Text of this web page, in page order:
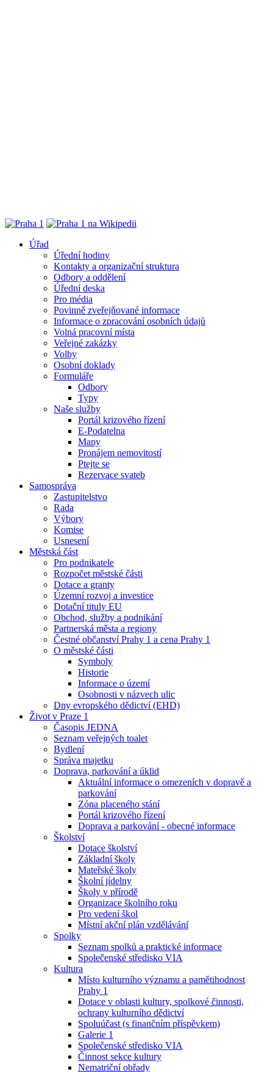
Úřad
Úřední hodiny
Kontakty a organizační struktura
Odbory a oddělení
Úřední deska
Pro média
Povinně zveřejňované informace
Informace o zpracování osobních údajů
Volná pracovní místa
Veřejné zakázky
Volby
Osobní doklady
Formuláře
Odbory
Typy
Naše služby
Portál krizového řízení
E-Podatelna
Mapy
Pronájem nemovitostí
Ptejte se
Rezervace svateb
Samospráva
Zastupitelstvo
Rada
Výbory
Komise
Usnesení
Městská část
Pro podnikatele
Rozpočet městské části
Dotace a granty
Územní rozvoj a investice
Dotační tituly EU
Obchod, služby a podnikání
Partnerská města a regiony
Čestné občanství Prahy 1 a cena Prahy 1
O městské části
Symboly
Historie
Informace o území
Osobnosti v názvech ulic
Dny evropského dědictví (EHD)
Život v Praze 1
Časopis JEDNA
Seznam veřejných toalet
Bydlení
Správa majetku
Doprava, parkování a úklid
Aktuální informace o omezeních v dopravě a
parkování
Zóna placeného stání
Portál krizového řízení
Doprava a parkování - obecné informace
Školství
Dotace školství
Základní školy
Mateřské školy
Školní jídelny
Školy v přírodě
Organizace školního roku
Pro vedení škol
Místní akční plán vzdělávání
Spolky
Seznam spolků a praktické informace
Společenské středisko VIA
Kultura
Místo kulturního významu a pamětihodnost
Prahy 1
Dotace v oblasti kultury, spolkové činnosti,
ochrany kulturního dědictví
Spoluúčast (s finančním příspěvkem)
Galerie 1
Společenské středisko VIA
Činnost sekce kultury
Nematriční obřady